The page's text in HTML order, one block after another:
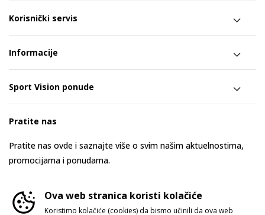
Korisnički servis
Informacije
Sport Vision ponude
Pratite nas
Pratite nas ovde i saznajte više o svim našim aktuelnostima,
promocijama i ponudama.
Ova web stranica koristi kolačiće
Koristimo kolačiće (cookies) da bismo učinili da ova web